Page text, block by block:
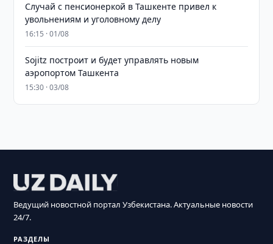
Случай с пенсионеркой в Ташкенте привел к
увольнениям и уголовному делу
16:15 · 01/08
Sojitz построит и будет управлять новым
аэропортом Ташкента
15:30 · 03/08
Ведущий новостной портал Узбекистана. Актуальные новости
24/7.
РАЗДЕЛЫ